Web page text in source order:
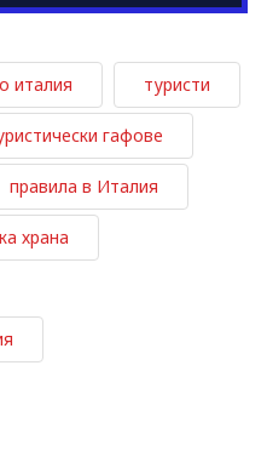
италия туристи
гафове
правила в Италия
храна